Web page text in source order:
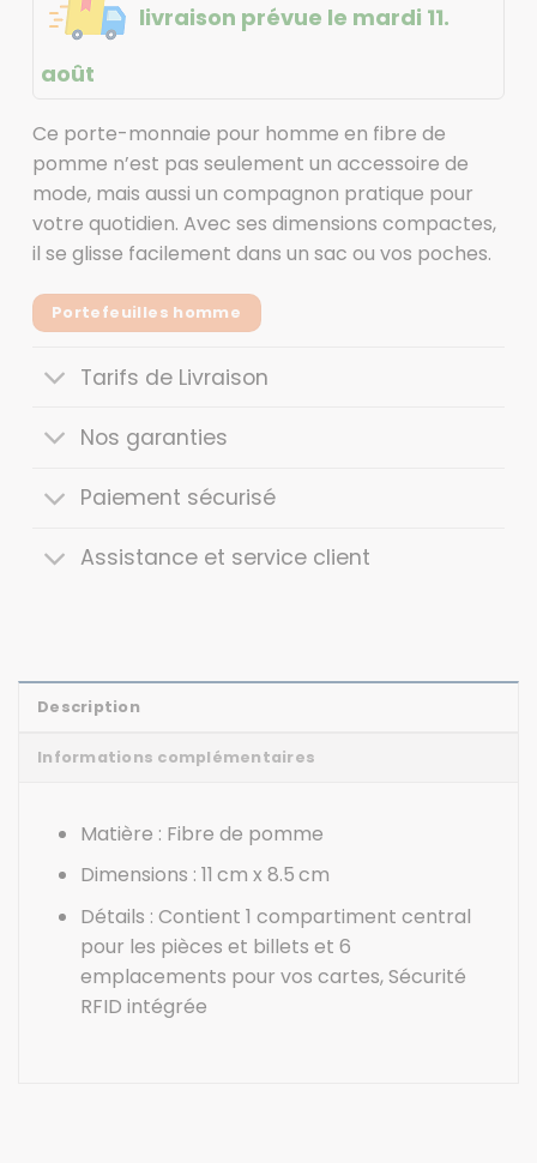
livraison prévue le mardi 11.
août
Ce porte-monnaie pour homme en fibre de
pomme n’est pas seulement un accessoire de
mode, mais aussi un compagnon pratique pour
votre quotidien. Avec ses dimensions compactes,
il se glisse facilement dans un sac ou vos poches.
Portefeuilles homme
Tarifs de Livraison
Nos garanties
Paiement sécurisé
Assistance et service client
Description
Informations complémentaires
Matière : Fibre de pomme
Dimensions : 11 cm x 8.5 cm
Détails : Contient 1 compartiment central
pour les pièces et billets et 6
emplacements pour vos cartes, Sécurité
RFID intégrée